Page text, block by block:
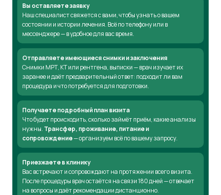
Вы оставляете заявку
Наш специалист свяжется с вами, чтобы узнать о вашем
состоянии и истории лечения. Всё по телефону или в
мессенджере — в удобное для вас время.
Отправляете имеющиеся снимки и заключения
Снимки МРТ, КТ или рентгена, выписки — врач изучает их
заранее и даёт предварительный ответ: подходит ли вам
процедура и что потребуется для подготовки.
Получаете подробный план визита
Что будет происходить, сколько займёт приём, какие анализы
нужны. Трансфер, проживание, питание и
сопровождение— организуем всё по вашему запросу.
Приезжаете в клинику
Вас встречают и сопровождают на протяжении всего визита.
После процедуры врач остаётся на связи 180 дней — отвечает
на вопросы и даёт рекомендации дистанционно.